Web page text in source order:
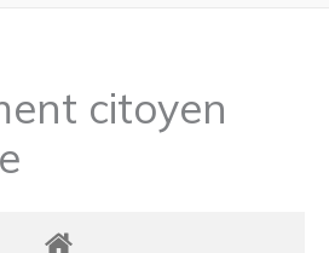
citoyen